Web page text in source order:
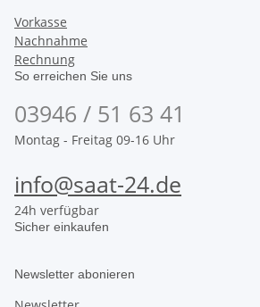
Vorkasse
Nachnahme
Rechnung
So erreichen Sie uns
03946 / 51 63 41
Montag - Freitag 09-16 Uhr
info@saat-24.de
24h verfügbar
Sicher einkaufen
Newsletter abonieren